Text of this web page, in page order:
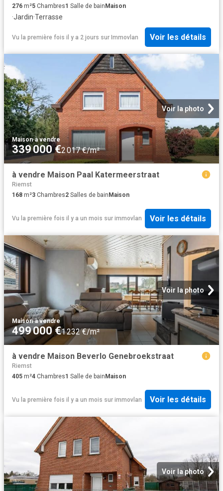
276 m²5 Chambres1 Salle de bainMaison
·Jardin·Terrasse
Vu la première fois il y a 2 jours sur Immovlan Voir les détails
Voir la photo
Maison·à vendre
339 000 €2 017 €/m²
à vendre Maison Paal Katermeerstraat
Riemst
168 m²3 Chambres2 Salles de bain Maison
Vu la première fois il y a un mois sur immovlan Voir les détails
Voir la photo
Maison·à vendre
499 000 €1 232 €/m²
à vendre Maison Beverlo Genebroekstraat
Riemst
405 m²4 Chambres1 Salle de bainMaison
Vu la première fois il y a un mois sur immovlan Voir les détails
Voir la photo